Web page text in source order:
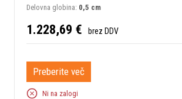
Delovna globina: 0,5 cm
1.228,69 € brez DDV
Preberite več
Ni na zalogi